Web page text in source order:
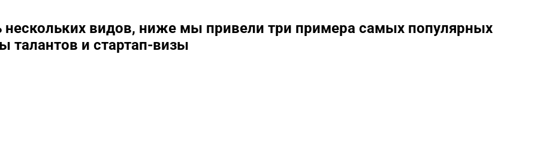
нескольких видов, ниже мы привели три примера самых популярных
талантов и стартап-визы